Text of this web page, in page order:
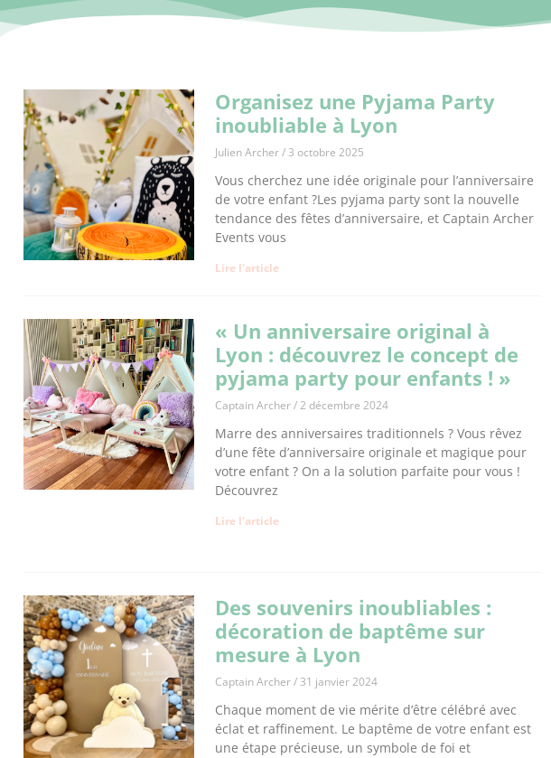
Organisez une Pyjama Party
inoubliable à Lyon
Julien Archer 3 octobre 2025
Vous cherchez une idée originale pour l’anniversaire
de votre enfant ?Les pyjama party sont la nouvelle
tendance des fêtes d’anniversaire, et Captain Archer
Events vous
Lire l'article
« Un anniversaire original à
Lyon : découvrez le concept de
pyjama party pour enfants ! »
Captain Archer 2 décembre 2024
Marre des anniversaires traditionnels ? Vous rêvez
d’une fête d’anniversaire originale et magique pour
votre enfant ? On a la solution parfaite pour vous !
Découvrez
Lire l'article
Des souvenirs inoubliables :
décoration de baptême sur
mesure à Lyon
Captain Archer 31 janvier 2024
Chaque moment de vie mérite d’être célébré avec
éclat et raffinement. Le baptême de votre enfant est
une étape précieuse, un symbole de foi et